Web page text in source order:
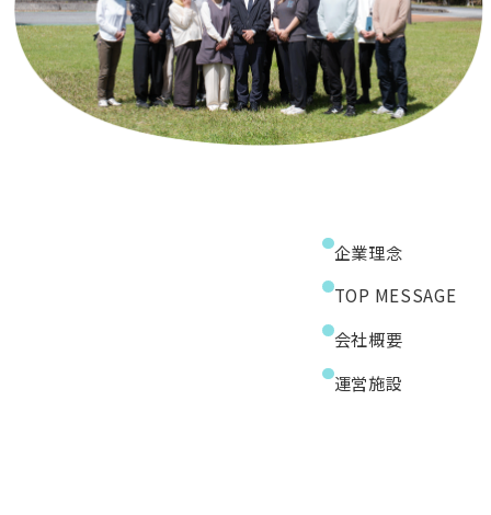
企業理念
TOP MESSAGE
会社概要
運営施設